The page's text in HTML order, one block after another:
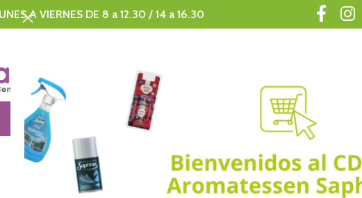
A VIERNES DE 8 a 12.30 / 14 a 16.30
SAPHIRUS MERCHANDISING